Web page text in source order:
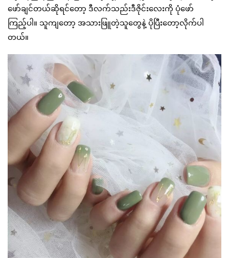
ဖော်ချင်တယ်ဆိုရင်တော့ ဒီလက်သည်းဒီဇိုင်းလေးကို ပုံဖော်
ကြည့်ပါ။ သူကျတော့ အသားဖြူတဲ့သူတွေနဲ့ ပိုပြီးတော့လိုက်ပါ
တယ်။